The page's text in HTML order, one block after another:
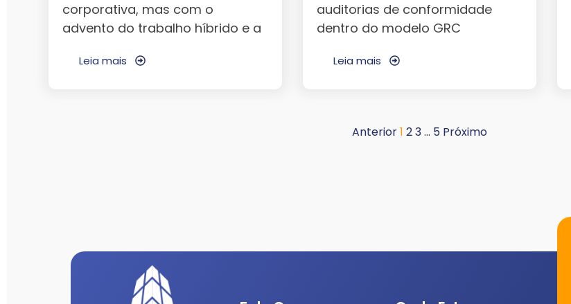
corporativa, mas com o
advento do trabalho híbrido e a
Leia mais
auditorias de conformidade
dentro do modelo GRC
Leia mais
Anterior1 23… 5 Próximo